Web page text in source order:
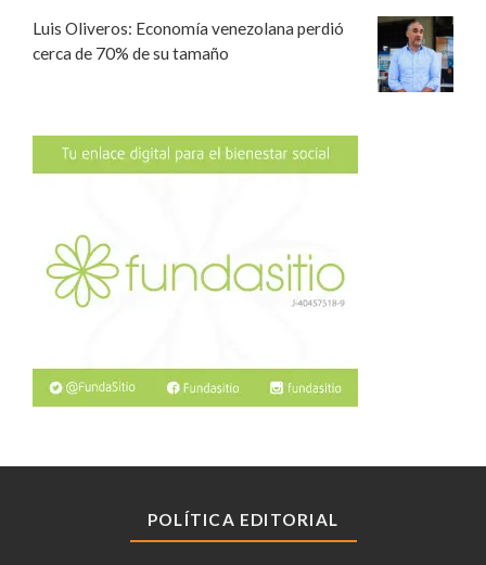
Luis Oliveros: Economía venezolana perdió
cerca de 70% de su tamaño
POLÍTICA EDITORIAL